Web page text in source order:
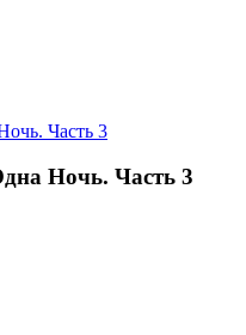
Ночь. Часть 3